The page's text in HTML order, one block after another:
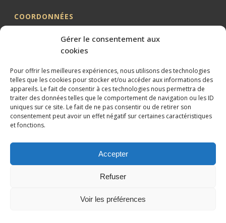
Gérer le consentement aux
cookies
Pour offrir les meilleures expériences, nous utilisons des technologies
telles que les cookies pour stocker et/ou accéder aux informations des
appareils. Le fait de consentir à ces technologies nous permettra de
traiter des données telles que le comportement de navigation ou les ID
uniques sur ce site. Le fait de ne pas consentir ou de retirer son
consentement peut avoir un effet négatif sur certaines caractéristiques
et fonctions.
Accepter
Refuser
Voir les préférences
COORDONNÉES
Me BILLION-PORTE
Cabinet BILLION-PORTE
34000 MONTPELLIER
04 99 62 19 01
09 82 63 51 79
Conception et référencement réalisés par
Mentions légales